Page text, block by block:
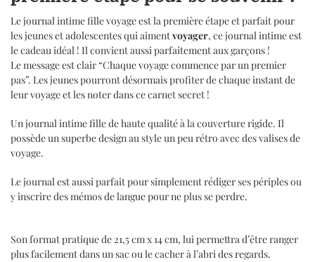
Le journal intime fille voyage est la première étape et parfait pour
les jeunes et adolescentes qui aimentvoyager, ce journal intime est
le cadeau idéal ! Il convient aussi parfaitement aux garçons !
Le message est clair “Chaque voyage commence par un premier
pas”. Les jeunes pourront désormais profiter de chaque instant de
leur voyage et les noter dans ce carnet secret !
Un journal intime fille de haute qualité à la couverture rigide. Il
possède un superbe design au style un peu rétro avec des valises de
voyage.
Le journal est aussi parfait pour simplement rédiger ses périples ou
y inscrire des mémos de langue pour ne plus se perdre.
Son format pratique de 21,5 cm x 14 cm, lui permettra d’être ranger
plus facilement dans un sac ou le cacher à l’abri des regards.